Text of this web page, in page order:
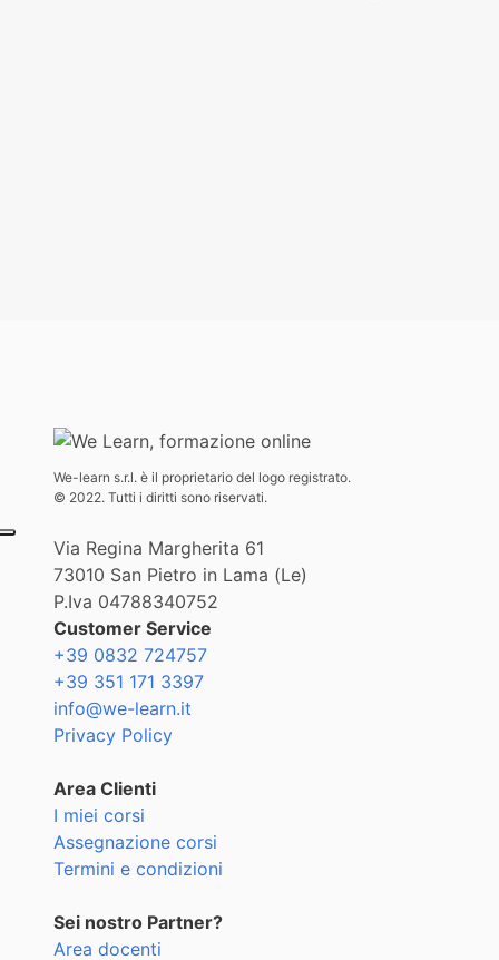
We-learn s.r.l. è il proprietario del logo registrato.
© 2022. Tutti i diritti sono riservati.
Via Regina Margherita 61
73010 San Pietro in Lama (Le)
P.Iva 04788340752
Customer Service
+39 0832 724757
+39 351 171 3397
info@we-learn.it
Privacy Policy
Area Clienti
I miei corsi
Assegnazione corsi
Termini e condizioni
Sei nostro Partner?
Area docenti